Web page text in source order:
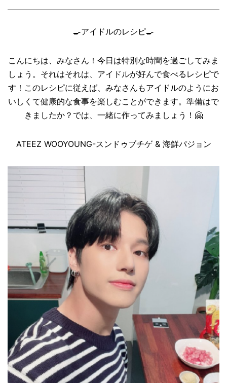
🍳アイドルのレシピ🍳
こんにちは、みなさん！今日は特別な時間を過ごしてみま
しょう。それはそれは、アイドルが好んで食べるレシピで
す！このレシピに従えば、みなさんもアイドルのようにお
いしくて健康的な食事を楽しむことができます。準備はで
きましたか？では、一緒に作ってみましょう！ 🤗
ATEEZ WOOYOUNG-スンドゥブチゲ & 海鮮パジョン